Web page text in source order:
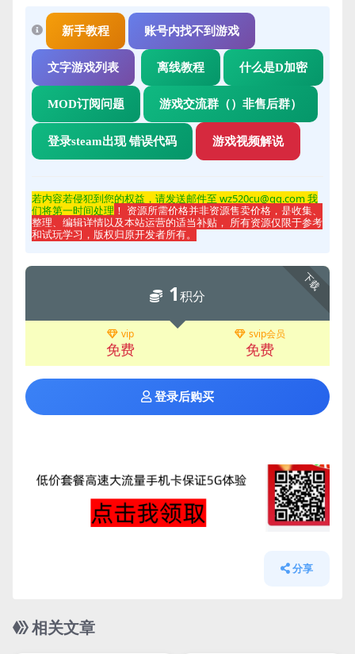
新手教程 账号内找不到游戏
文字游戏列表 离线教程 什么是D加密
MOD订阅问题 游戏交流群（）非售后群）
登录steam出现 错误代码 游戏视频解说
若内容若侵犯到您的权益，请发送邮件至 wz520cu@qq.com 我
们将第一时间处理 ！ 资源所需价格并非资源售卖价格，是收集、
整理、编辑详情以及本站运营的适当补贴， 所有资源仅限于参考
和试玩学习，版权归原开发者所有。
下载
1积分
vip
免费
svip会员
免费
登录后购买
分享
相关文章